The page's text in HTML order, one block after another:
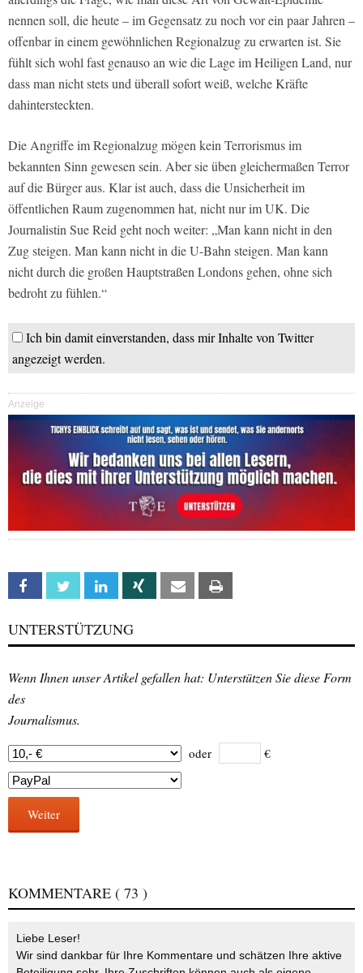
nennen soll, die heute – im Gegensatz zu noch vor ein paar Jahren –
offenbar in einem gewöhnlichen Regionalzug zu erwarten ist. Sie
fühlt sich wohl fast genauso an wie die Lage im Heiligen Land, nur
dass man nicht stets und überall sofort weiß, welche Kräfte
dahintersteckten.
Die Angriffe im Regionalzug mögen kein Terrorismus im
bekannten Sinn gewesen sein. Aber sie üben gleichermaßen Terror
auf die Bürger aus. Klar ist auch, dass die Unsicherheit im
öffentlichen Raum zugenommen hat, nicht nur im UK. Die
Journalistin Sue Reid geht noch weiter: „Man kann nicht in den
Zug steigen. Man kann nicht in die U-Bahn steigen. Man kann
nicht durch die großen Hauptstraßen Londons gehen, ohne sich
bedroht zu fühlen.“
Ich bin damit einverstanden, dass mir Inhalte von Twitter
angezeigt werden.
Anzeige
Facebook Twitter Linkedin Xing Email
UNTERSTÜTZUNG
Wenn Ihnen unser Artikel gefallen hat: Unterstützen Sie diese Form
des
Journalismus.
oder €
Weiter
KOMMENTARE ( 73 )
Liebe Leser!
Wir sind dankbar für Ihre Kommentare und schätzen Ihre aktive